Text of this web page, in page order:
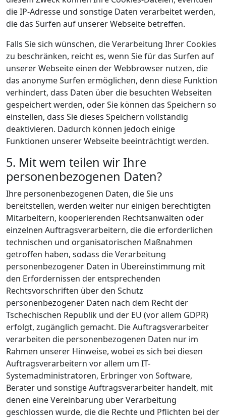
die IP-Adresse und sonstige Daten verarbeitet werden,
die das Surfen auf unserer Webseite betreffen.
Falls Sie sich wünschen, die Verarbeitung Ihrer Cookies
zu beschränken, reicht es, wenn Sie für das Surfen auf
unserer Webseite einen der Webbrowser nutzen, die
das anonyme Surfen ermöglichen, denn diese Funktion
verhindert, dass Daten über die besuchten Webseiten
gespeichert werden, oder Sie können das Speichern so
einstellen, dass Sie dieses Speichern vollständig
deaktivieren. Dadurch können jedoch einige
Funktionen unserer Webseite beeinträchtigt werden.
5. Mit wem teilen wir Ihre
personenbezogenen Daten?
Ihre personenbezogenen Daten, die Sie uns
bereitstellen, werden weiter nur einigen berechtigten
Mitarbeitern, kooperierenden Rechtsanwälten oder
einzelnen Auftragsverarbeitern, die die erforderlichen
technischen und organisatorischen Maßnahmen
getroffen haben, sodass die Verarbeitung
personenbezogener Daten in Übereinstimmung mit
den Erfordernissen der entsprechenden
Rechtsvorschriften über den Schutz
personenbezogener Daten nach dem Recht der
Tschechischen Republik und der EU (vor allem GDPR)
erfolgt, zugänglich gemacht. Die Auftragsverarbeiter
verarbeiten die personenbezogenen Daten nur im
Rahmen unserer Hinweise, wobei es sich bei diesen
Auftragsverarbeitern vor allem um IT-
Systemadministratoren, Erbringer von Software,
Berater und sonstige Auftragsverarbeiter handelt, mit
denen eine Vereinbarung über Verarbeitung
geschlossen wurde, die die Rechte und Pflichten bei der